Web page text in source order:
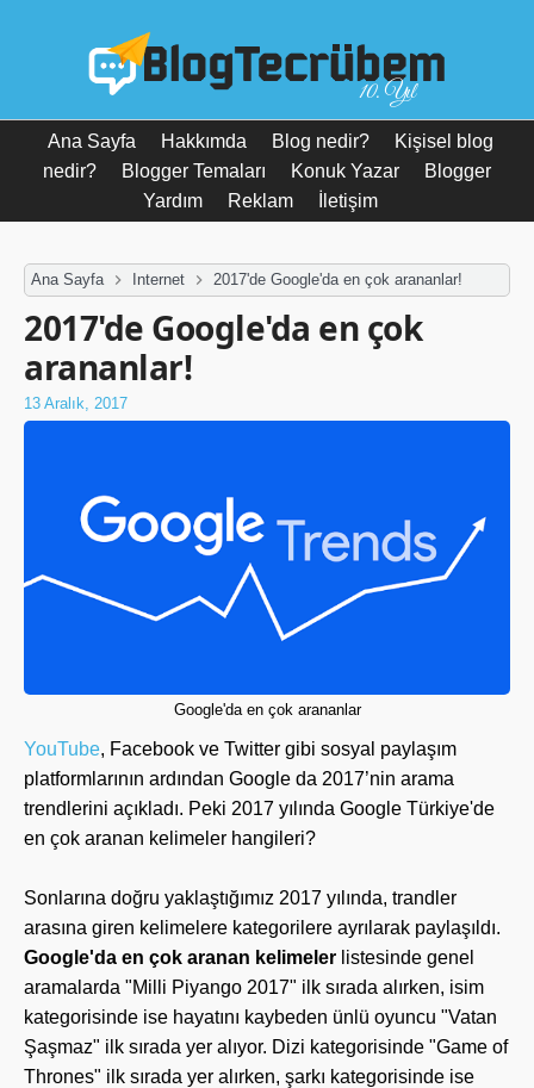
10. Yıl
Ana Sayfa Hakkımda Blog nedir?
Kişisel blog
nedir?
Blogger Temaları Konuk Yazar
Blogger
Yardım
Reklam İletişim
Ana Sayfa Internet 2017'de Google'da en çok arananlar!
2017'de Google'da en çok
arananlar!
13 Aralık, 2017
Google'da en çok arananlar
YouTube, Facebook ve Twitter gibi sosyal paylaşım
platformlarının ardından Google da 2017’nin arama
trendlerini açıkladı. Peki 2017 yılında Google Türkiye'de
en çok aranan kelimeler hangileri?
Sonlarına doğru yaklaştığımız 2017 yılında, trandler
arasına giren kelimelere kategorilere ayrılarak paylaşıldı.
Google'da en çok aranan kelimeler listesinde genel
aramalarda "Milli Piyango 2017" ilk sırada alırken, isim
kategorisinde ise hayatını kaybeden ünlü oyuncu "Vatan
Şaşmaz" ilk sırada yer alıyor. Dizi kategorisinde "Game of
Thrones" ilk sırada yer alırken, şarkı kategorisinde ise